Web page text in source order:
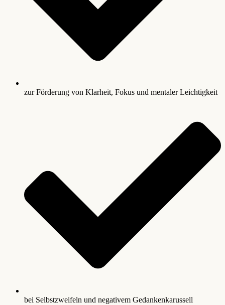
zur Förderung von Klarheit, Fokus und mentaler Leichtigkeit
bei Selbstzweifeln und negativem Gedankenkarussell